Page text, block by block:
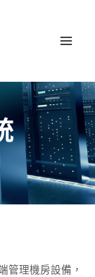
管理機房設備，